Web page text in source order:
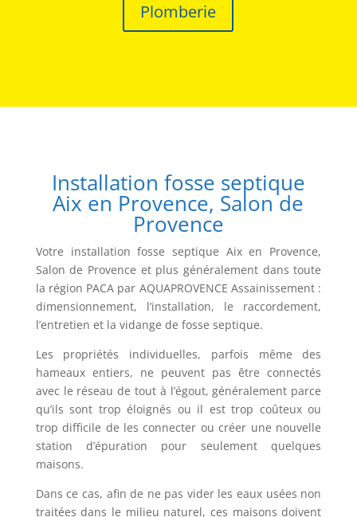
Plomberie
Installation fosse septique
Aix en Provence, Salon de
Provence
Votre installation fosse septique Aix en Provence,
Salon de Provence et plus généralement dans toute
la région PACA par AQUAPROVENCE Assainissement :
dimensionnement, l’installation, le raccordement,
l’entretien et la vidange de fosse septique.
Les propriétés individuelles, parfois même des
hameaux entiers, ne peuvent pas être connectés
avec le réseau de tout à l’égout, généralement parce
qu’ils sont trop éloignés ou il est trop coûteux ou
trop difficile de les connecter ou créer une nouvelle
station d’épuration pour seulement quelques
maisons.
Dans ce cas, afin de ne pas vider les eaux usées non
traitées dans le milieu naturel, ces maisons doivent